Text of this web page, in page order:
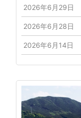
2026年6月29日
2026年6月28日
2026年6月14日